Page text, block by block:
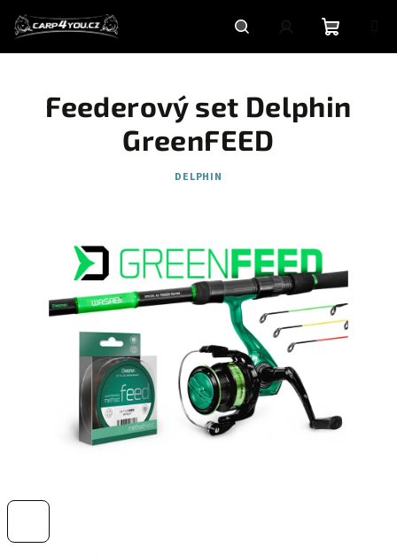
obsah
HledatPřihlášeníNákupní
košík
Feederový set Delphin
GreenFEED
DELPHIN